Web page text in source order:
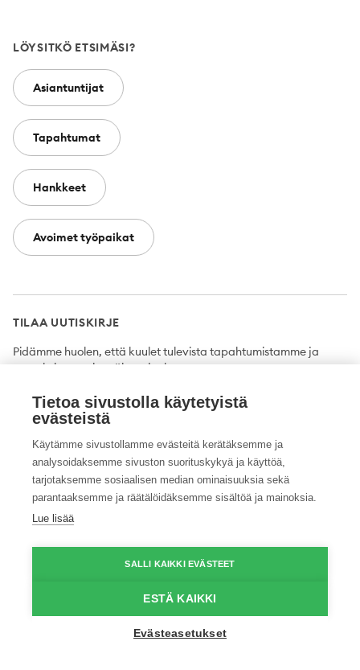
LÖYSITKÖ ETSIMÄSI?
Asiantuntijat
Tapahtumat
Hankkeet
Avoimet työpaikat
TILAA UUTISKIRJE
Pidämme huolen, että kuulet tulevista tapahtumistamme ja
uutuuksista ensimmäisten joukossa.
Tilaa
Twitter FacebookYouTubeInstagramLinkedIn
© 2026 ProAgria. Kaikki oikeudet pidätetään.
Tietoa sivustolla käytetyistä
evästeistä
Käytämme sivustollamme evästeitä kerätäksemme ja
analysoidaksemme sivuston suorituskykyä ja käyttöä,
tarjotaksemme sosiaalisen median ominaisuuksia sekä
parantaaksemme ja räätälöidäksemme sisältöä ja mainoksia.
Lue lisää
SALLI KAIKKI EVÄSTEET
ESTÄ KAIKKI
Evästeasetukset